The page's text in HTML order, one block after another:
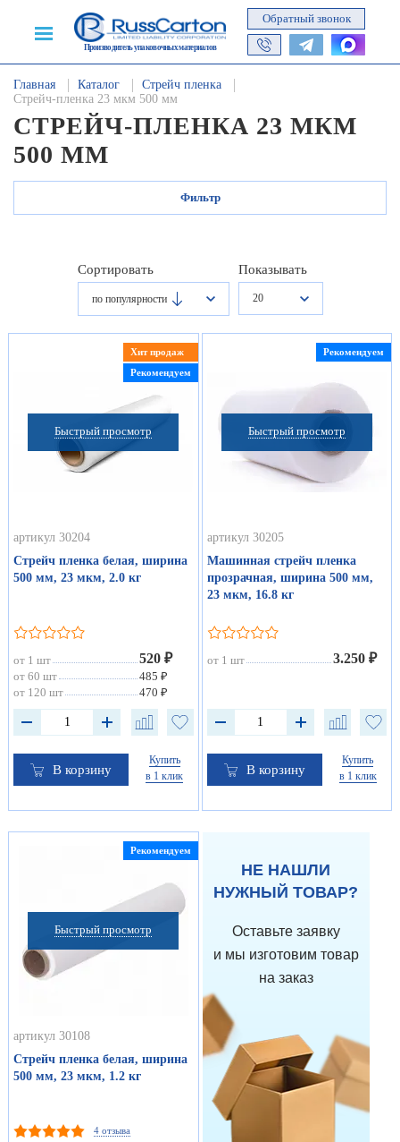
Производитель упаковочных материалов
Обратный звонок
Главная Каталог
Стрейч пленка
Стрейч-пленка 23 мкм 500 мм
СТРЕЙЧ-ПЛЕНКА 23 МКМ
500 ММ
Фильтр
Сортировать
по популярности
Показывать
20
Быстрый просмотр
Хит продаж
Рекомендуем
артикул 30204
Стрейч пленка белая, ширина
500 мм, 23 мкм, 2.0 кг
от 1 шт 520 ₽
от 60 шт
485 ₽
от 120 шт
470 ₽
В корзину
Купить
в 1 клик
Быстрый просмотр
Рекомендуем
артикул 30205
Машинная стрейч пленка
прозрачная, ширина 500 мм,
23 мкм, 16.8 кг
от 1 шт 3.250 ₽
В корзину
Купить
в 1 клик
Быстрый просмотр
Рекомендуем
артикул 30108
Стрейч пленка белая, ширина
500 мм, 23 мкм, 1.2 кг
4 отзыва
НЕ НАШЛИ
НУЖНЫЙ ТОВАР?
Оставьте заявку
и мы изготовим товар
на заказ